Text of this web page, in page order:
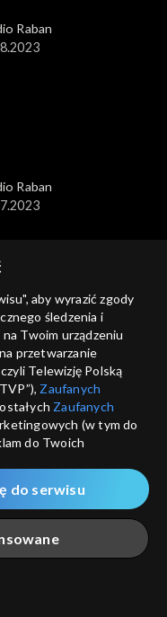
Raban
Raban
Raban
Raban
aby wyrazić zgody
śledzenia i
Twoim urządzeniu
przetwarzanie
Telewizję Polską
Zaufanych
Zaufanych
(w tym do
do Twoich
na udostępnianie
odwiedzania przez
zwanych dalej
za pomocą
do serwisu